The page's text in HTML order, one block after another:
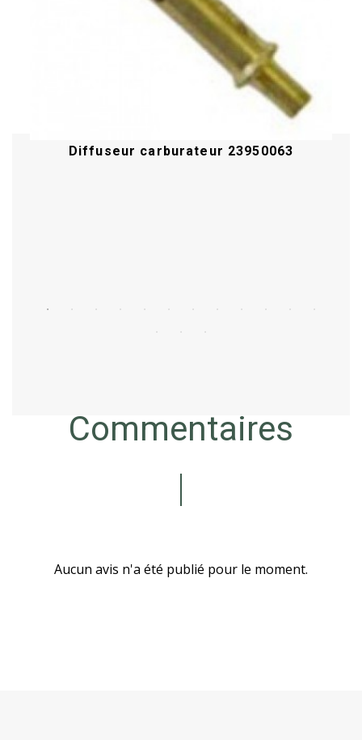
Diffuseur carburateur 23950063
Commentaires
Aucun avis n'a été publié pour le moment.